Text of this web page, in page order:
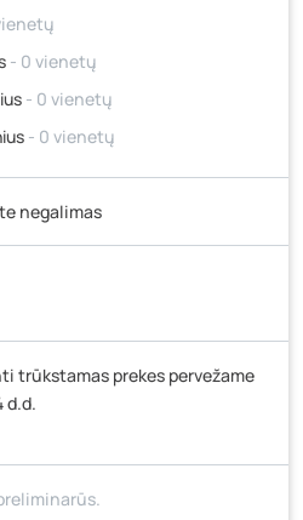
- 0 vienetų
- 0 vienetų
- 0 vienetų
- 0 vienetų
Vytauto g. 183, Kaunas
- 0 vienetų
Utena
- 0 vienetų
- 3 vienetai
negalimas
trūkstamas prekes pervežame
d.d.